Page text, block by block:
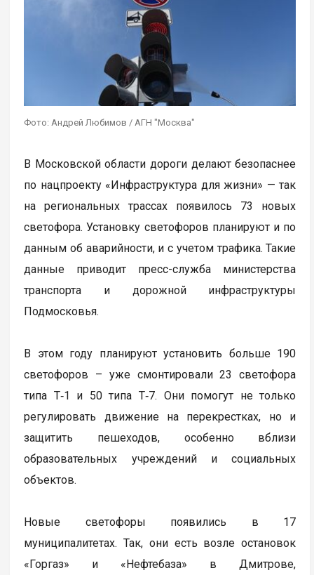
Фото: Андрей Любимов / АГН "Москва"
В Московской области дороги делают безопаснее
по нацпроекту «Инфраструктура для жизни» — так
на региональных трассах появилось 73 новых
светофора. Установку светофоров планируют и по
данным об аварийности, и с учетом трафика. Такие
данные приводит пресс-служба министерства
транспорта и дорожной инфраструктуры
Подмосковья.
В этом году планируют установить больше 190
светофоров – уже смонтировали 23 светофора
типа Т‑1 и 50 типа Т‑7. Они помогут не только
регулировать движение на перекрестках, но и
защитить пешеходов, особенно вблизи
образовательных учреждений и социальных
объектов.
Новые светофоры появились в 17
муниципалитетах. Так, они есть возле остановок
«Горгаз» и «Нефтебаза» в Дмитрове,